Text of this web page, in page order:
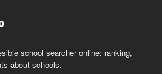
school searcher online: ranking,
about schools.